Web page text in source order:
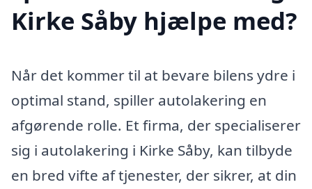
Kirke Såby hjælpe med?
Når det kommer til at bevare bilens ydre i
optimal stand, spiller autolakering en
afgørende rolle. Et firma, der specialiserer
sig i autolakering i Kirke Såby, kan tilbyde
en bred vifte af tjenester, der sikrer, at din